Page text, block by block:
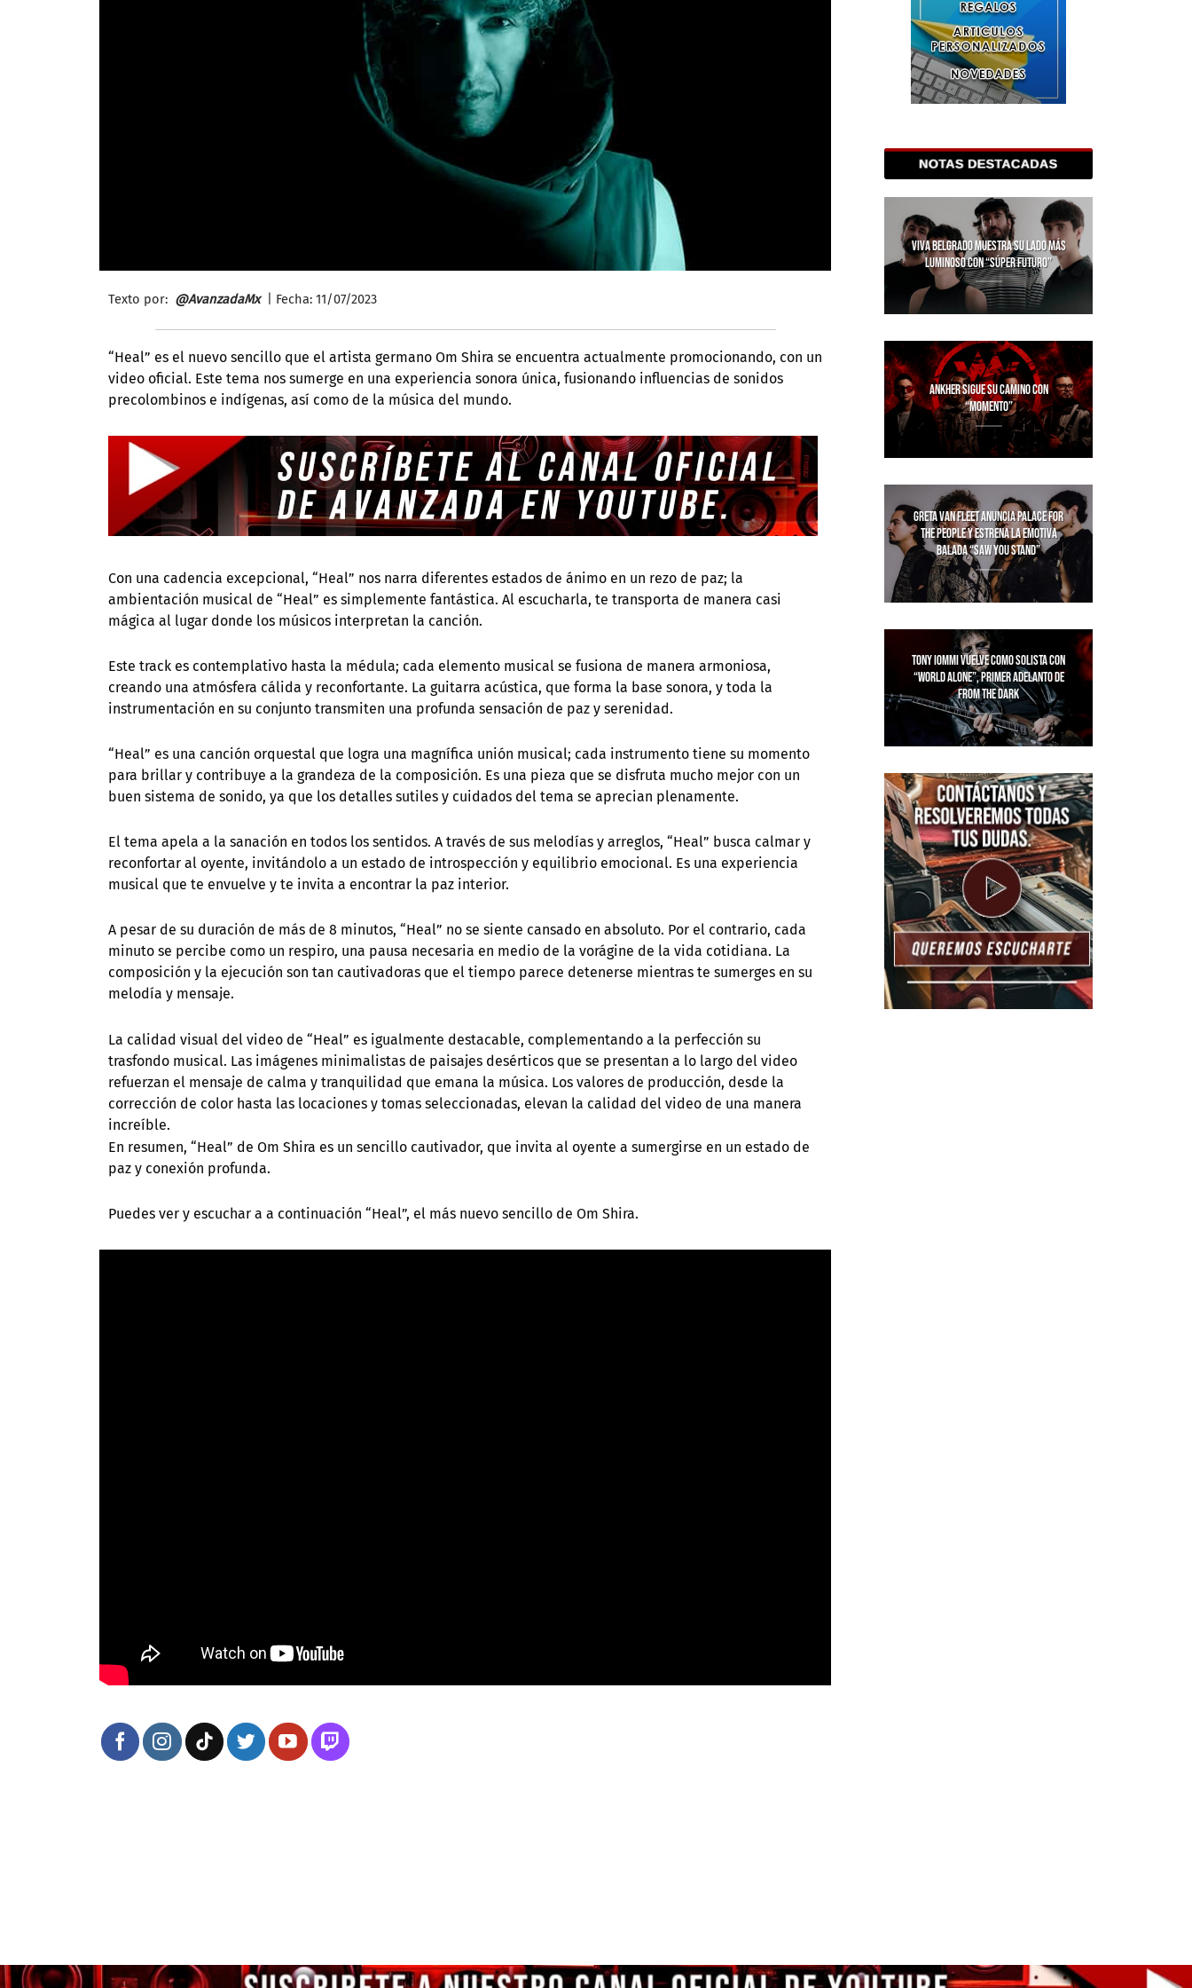
Texto por: @AvanzadaMx | Fecha: 11/07/2023
“Heal” es el nuevo sencillo que el artista germano Om Shira se encuentra actualmente promocionando, con un
video oficial. Este tema nos sumerge en una experiencia sonora única, fusionando influencias de sonidos
precolombinos e indígenas, así como de la música del mundo.
Con una cadencia excepcional, “Heal” nos narra diferentes estados de ánimo en un rezo de paz; la
ambientación musical de “Heal” es simplemente fantástica. Al escucharla, te transporta de manera casi
mágica al lugar donde los músicos interpretan la canción.
Este track es contemplativo hasta la médula; cada elemento musical se fusiona de manera armoniosa,
creando una atmósfera cálida y reconfortante. La guitarra acústica, que forma la base sonora, y toda la
instrumentación en su conjunto transmiten una profunda sensación de paz y serenidad.
“Heal” es una canción orquestal que logra una magnífica unión musical; cada instrumento tiene su momento
para brillar y contribuye a la grandeza de la composición. Es una pieza que se disfruta mucho mejor con un
buen sistema de sonido, ya que los detalles sutiles y cuidados del tema se aprecian plenamente.
El tema apela a la sanación en todos los sentidos. A través de sus melodías y arreglos, “Heal” busca calmar y
reconfortar al oyente, invitándolo a un estado de introspección y equilibrio emocional. Es una experiencia
musical que te envuelve y te invita a encontrar la paz interior.
A pesar de su duración de más de 8 minutos, “Heal” no se siente cansado en absoluto. Por el contrario, cada
minuto se percibe como un respiro, una pausa necesaria en medio de la vorágine de la vida cotidiana. La
composición y la ejecución son tan cautivadoras que el tiempo parece detenerse mientras te sumerges en su
melodía y mensaje.
La calidad visual del video de “Heal” es igualmente destacable, complementando a la perfección su
trasfondo musical. Las imágenes minimalistas de paisajes desérticos que se presentan a lo largo del video
refuerzan el mensaje de calma y tranquilidad que emana la música. Los valores de producción, desde la
corrección de color hasta las locaciones y tomas seleccionadas, elevan la calidad del video de una manera
increíble.
En resumen, “Heal” de Om Shira es un sencillo cautivador, que invita al oyente a sumergirse en un estado de
paz y conexión profunda.
Puedes ver y escuchar a a continuación “Heal”, el más nuevo sencillo de Om Shira.
VIVA BELGRADO MUESTRA SU LADO MÁS
LUMINOSO CON “SÚPER FUTURO”
ANKHER SIGUE SU CAMINO CON
“MOMENTO”
GRETA VAN FLEET ANUNCIA PALACE FOR
THE PEOPLE Y ESTRENA LA EMOTIVA
BALADA “SAW YOU STAND”
TONY IOMMI VUELVE COMO SOLISTA CON
“WORLD ALONE”, PRIMER ADELANTO DE
FROM THE DARK